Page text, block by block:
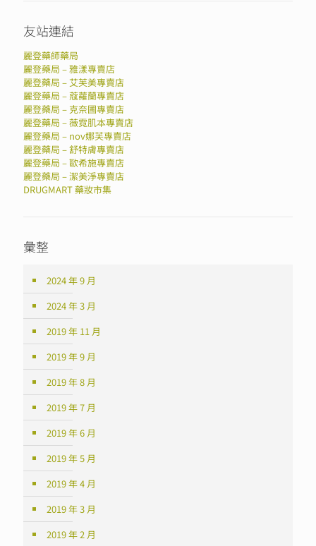
友站連結
麗登藥師藥局
麗登藥局 – 雅漾專賣店
麗登藥局 – 艾芙美專賣店
麗登藥局 – 蔻蘿蘭專賣店
麗登藥局 – 克奈圃專賣店
麗登藥局 – 薇霓肌本專賣店
麗登藥局 – nov娜芙專賣店
麗登藥局 – 舒特膚專賣店
麗登藥局 – 歐希施專賣店
麗登藥局 – 潔美淨專賣店
DRUGMART 藥妝市集
彙整
2024 年 9 月
2024 年 3 月
2019 年 11 月
2019 年 9 月
2019 年 8 月
2019 年 7 月
2019 年 6 月
2019 年 5 月
2019 年 4 月
2019 年 3 月
2019 年 2 月